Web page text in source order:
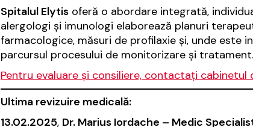
Spitalul Elytis oferă o abordare integrată,
alergologi și imunologi elaborează planuri
farmacologice, măsuri de profilaxie și, unde este
parcursul procesului de monitorizare și tratament.
Pentru evaluare și consiliere, contactați
Ultima revizuire medicală:
13.02.2025, Dr. Marius Iordache – Medic